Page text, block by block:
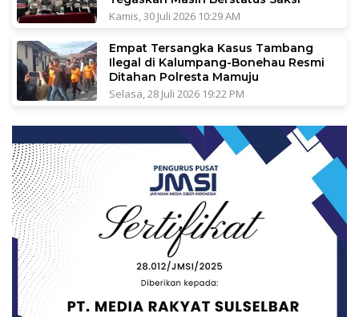
Kamis, 30 Juli 2026 10:29 AM
Empat Tersangka Kasus Tambang
Ilegal di Kalumpang-Bonehau Resmi
Ditahan Polresta Mamuju
Selasa, 28 Juli 2026 19:22 PM